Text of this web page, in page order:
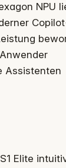
NPU
Assistenten
Elite